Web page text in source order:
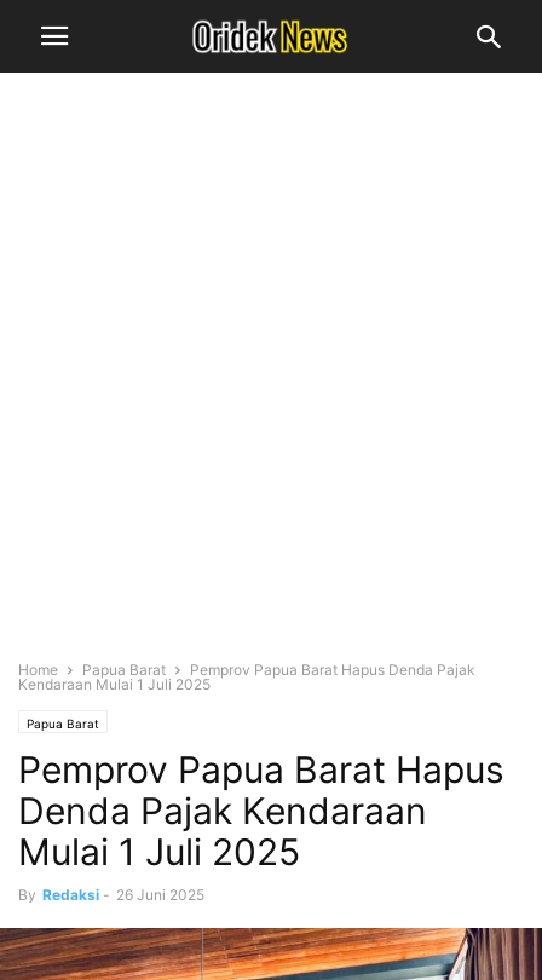
Home Papua Barat
Pemprov Papua Barat Hapus Denda Pajak
Kendaraan Mulai 1 Juli 2025
Papua Barat
Pemprov Papua Barat Hapus
Denda Pajak Kendaraan
Mulai 1 Juli 2025
By Redaksi - 26 Juni 2025